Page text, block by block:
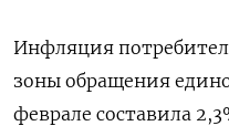
Инфляция
зоны обращения
феврале составила